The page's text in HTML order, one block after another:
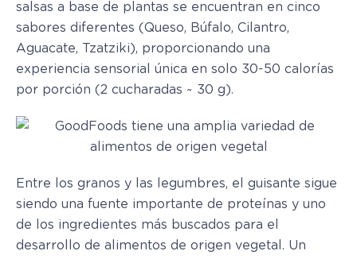
salsas a base de plantas se encuentran en cinco
sabores diferentes (Queso, Búfalo, Cilantro,
Aguacate, Tzatziki), proporcionando una
experiencia sensorial única en solo 30-50 calorías
por porción (2 cucharadas ~ 30 g).
Entre los granos y las legumbres, el guisante sigue
siendo una fuente importante de proteínas y uno
de los ingredientes más buscados para el
desarrollo de alimentos de origen vegetal. Un